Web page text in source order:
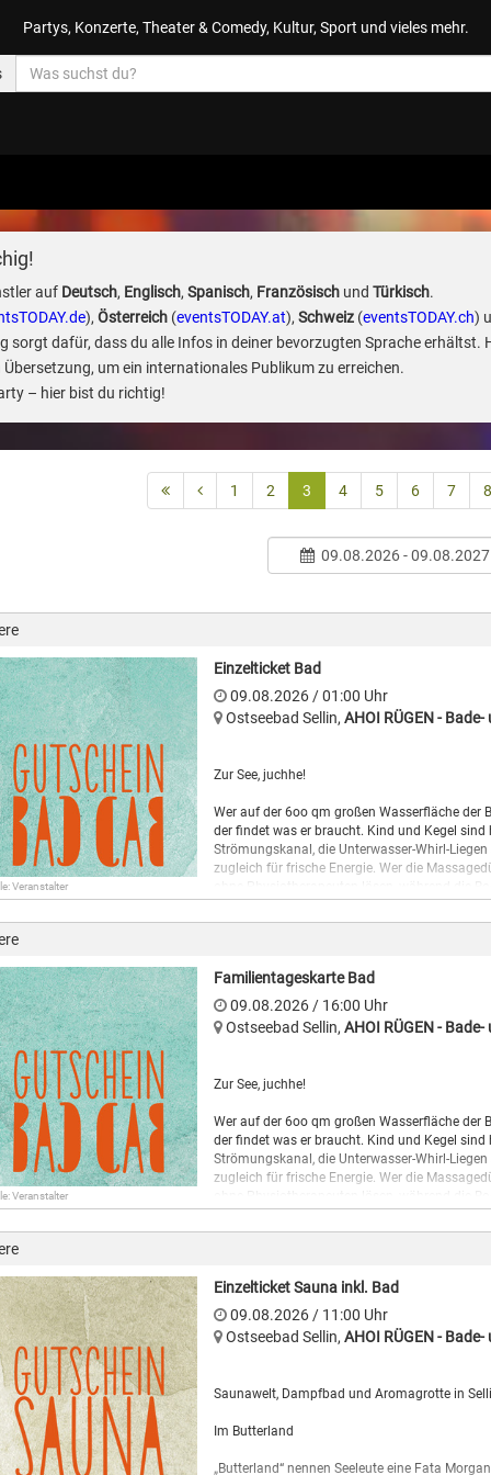
Partys, Konzerte, Theater & Comedy, Kultur, Sport und vieles mehr.
auf Deutsch, Englisch, Spanisch, Französischund Türkisch.
), Österreich(eventsTODAY.at), Schweiz(eventsTODAY.ch)
sorgt dafür, dass du alle Infos in deiner bevorzugten Sprache erhältst.
um ein internationales Publikum zu erreichen.
– hier bist du richtig!
1 2 3 4 5 6 7 8
09.08.2026 - 09.08.2027
Veranstalter
Einzelticket Bad
09.08.2026 / 01:00 Uhr
Ostseebad Sellin, AHOI RÜGEN -
Zur See, juchhe!
Wer auf der 6oo qm großen Wasserfläche der
der findet was er braucht. Kind und Kegel
Strömungskanal, die Unterwasser-Whirl-
zugleich für frische Energie. Wer die
Und während die Kinder im Wasser jubeln,
erwartet die Besucher des AHOI! Rügen eine
temperierter Whirlpool aktiviert die Sinne.
große Liegewiese. Für kleinere Kinder stehen
Wer will, kann bei dem spannenden
Veranstalter
Familientageskarte Bad
09.08.2026 / 16:00 Uhr
Ostseebad Sellin, AHOI RÜGEN -
Zur See, juchhe!
Wer auf der 6oo qm großen Wasserfläche der
der findet was er braucht. Kind und Kegel
Strömungskanal, die Unterwasser-Whirl-
zugleich für frische Energie. Wer die
Und während die Kinder im Wasser jubeln,
erwartet die Besucher des AHOI! Rügen eine
temperierter Whirlpool aktiviert die Sinne.
große Liegewiese. Für kleinere Kinder stehen
Wer will, kann bei dem spannenden
Einzelticket Sauna inkl. Bad
09.08.2026 / 11:00 Uhr
Ostseebad Sellin, AHOI RÜGEN -
Saunawelt, Dampfbad und Aromagrotte in
Im Butterland
„Butterland“ nennen Seeleute eine Fata